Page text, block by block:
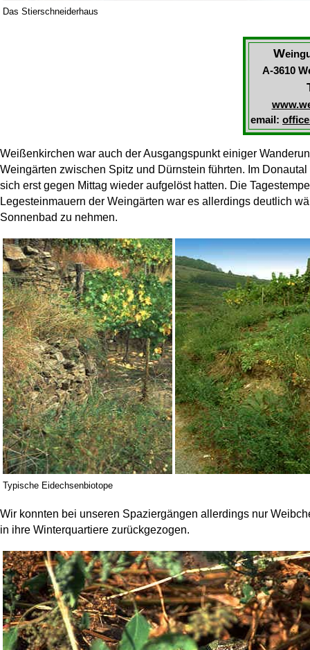
Das Stierschneiderhaus
W
A-3610
email:
Weißenkirchen war auch der Ausgangspunkt einiger
Weingärten zwischen Spitz und Dürnstein führten. Im
sich erst gegen Mittag wieder aufgelöst hatten. Die
Legesteinmauern der Weingärten war es allerdings deutlich
Sonnenbad zu nehmen.
Typische Eidechsenbiotope
Wir konnten bei unseren Spaziergängen allerdings nur
in ihre Winterquartiere zurückgezogen.